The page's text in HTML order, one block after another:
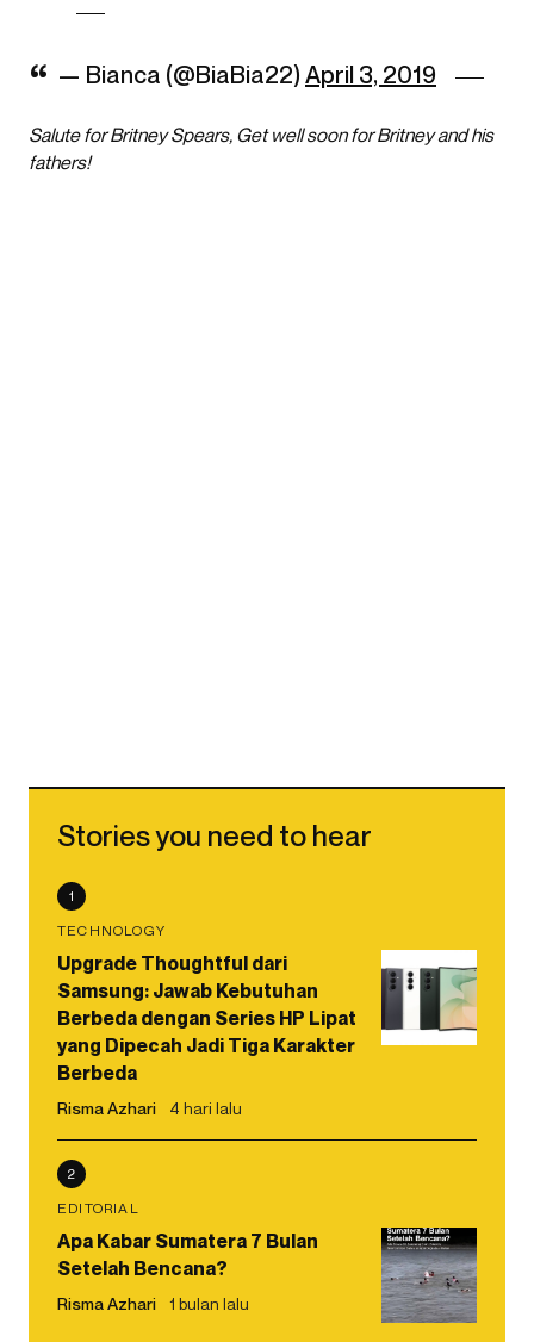
— Bianca (@BiaBia22) April 3, 2019
Salute for Britney Spears, Get well soon for Britney and his
fathers!
Stories you need to hear
1
TECHNOLOGY
Upgrade Thoughtful dari
Samsung: Jawab Kebutuhan
Berbeda dengan Series HP Lipat
yang Dipecah Jadi Tiga Karakter
Berbeda
Risma Azhari 4 hari lalu
2
EDITORIAL
Apa Kabar Sumatera 7 Bulan
Setelah Bencana?
Risma Azhari 1 bulan lalu